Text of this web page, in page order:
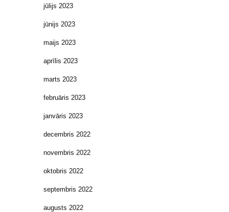
jūlijs 2023
jūnijs 2023
maijs 2023
aprīlis 2023
marts 2023
februāris 2023
janvāris 2023
decembris 2022
novembris 2022
oktobris 2022
septembris 2022
augusts 2022